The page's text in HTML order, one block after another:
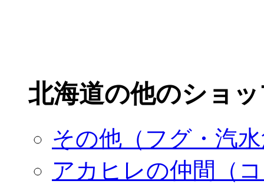
北海道の他のショ
その他（フグ・汽
アカヒレの仲間（